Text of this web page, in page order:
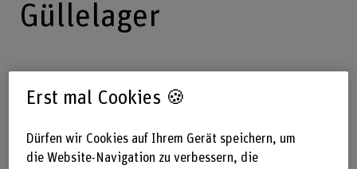
Güllelager
der Schweiz verursacht einen
Grossteil der schädlichen
Ammoniakemissionen. Güllelager sind
Erst mal Cookies 🍪
Dürfen wir Cookies auf Ihrem Gerät speichern, um
die Website-Navigation zu verbessern, die